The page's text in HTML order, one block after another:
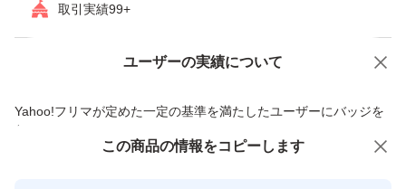
取引実績99+
ユーザーの実績について
Yahoo!フリマが定めた一定の基準を満たしたユーザーにバッジを
付与しています
価格の相談 商品への質問
この商品の情報をコピーします
この商品をみている人にオススメ